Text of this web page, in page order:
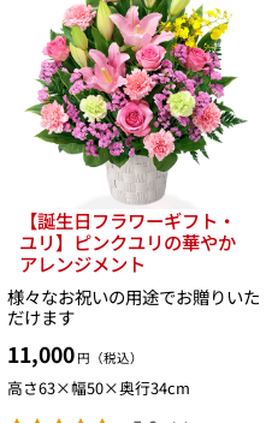
【誕生日フラワーギフト・
ユリ】ピンクユリの華やか
アレンジメント
様々なお祝いの用途でお贈りいた
だけます
11,000 円（税込）
高さ63×幅50×奥行34cm